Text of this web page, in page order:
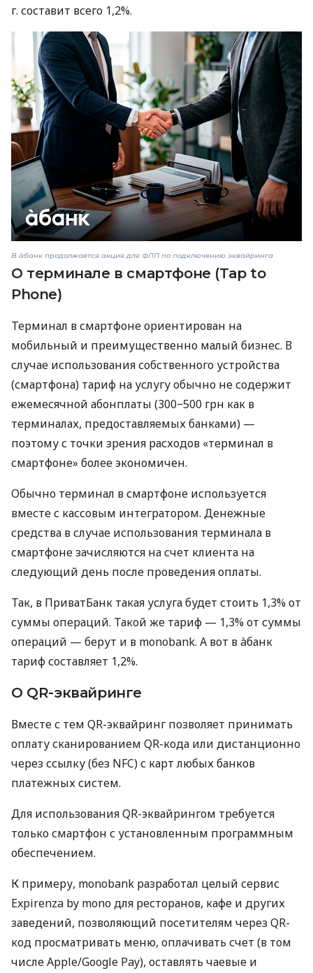
г. составит всего 1,2%.
В àбанк продолжается акция для ФЛП по подключению эквайринга
О терминале в смартфоне (Tap to
Phone)
Терминал в смартфоне ориентирован на
мобильный и преимущественно малый бизнес. В
случае использования собственного устройства
(смартфона) тариф на услугу обычно не содержит
ежемесячной абонплаты (300−500 грн как в
терминалах, предоставляемых банками) —
поэтому с точки зрения расходов «терминал в
смартфоне» более экономичен.
Обычно терминал в смартфоне используется
вместе с кассовым интегратором. Денежные
средства в случае использования терминала в
смартфоне зачисляются на счет клиента на
следующий день после проведения оплаты.
Так, в ПриватБанк такая услуга будет стоить 1,3% от
суммы операций. Такой же тариф — 1,3% от суммы
операций — берут и в monobank. А вот в àбанк
тариф составляет 1,2%.
О QR-эквайринге
Вместе с тем QR-эквайринг позволяет принимать
оплату сканированием QR-кода или дистанционно
через ссылку (без NFC) с карт любых банков
платежных систем.
Для использования QR-эквайрингом требуется
только смартфон с установленным программным
обеспечением.
К примеру, monobank разработал целый сервис
Expirenza by mono для ресторанов, кафе и других
заведений, позволяющий посетителям через QR-
код просматривать меню, оплачивать счет (в том
числе Apple/Google Pay), оставлять чаевые и